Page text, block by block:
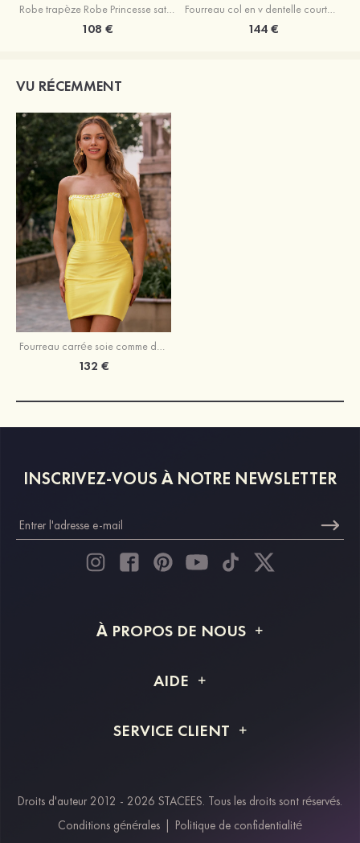
Robe trapèze Robe Princesse satin sans manches courte/mini robe de fête de la rentrée
108 €
Fourreau col en v dentelle courte/mini robe de fête de la rentré avec perles
144 €
VU RÉCEMMENT
Fourreau carrée soie comme du satin courte/mini robe de fête de la rentré avec perles plissé
132 €
INSCRIVEZ-VOUS À NOTRE NEWSLETTER
À PROPOS DE NOUS
Livraison
AIDE
Retour et remboursement
SERVICE CLIENT
Modes de paiement
Klarna
Droits d'auteur 2012 - 2026 STACEES. Tous les droits sont réservés.
Conditions générales
Politique de confidentialité